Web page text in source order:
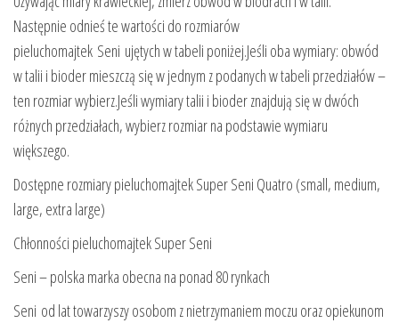
Następnie odnieś te wartości do rozmiarów
pieluchomajtek Seni ujętych w tabeli poniżej.Jeśli oba wymiary: obwód
w talii i bioder mieszczą się w jednym z podanych w tabeli przedziałów –
ten rozmiar wybierz.Jeśli wymiary talii i bioder znajdują się w dwóch
różnych przedziałach, wybierz rozmiar na podstawie wymiaru
większego.
Dostępne rozmiary pieluchomajtek Super Seni Quatro (small, medium,
large, extra large)
Chłonności pieluchomajtek Super Seni
Seni – polska marka obecna na ponad 80 rynkach
Seni od lat towarzyszy osobom z nietrzymaniem moczu oraz opiekunom